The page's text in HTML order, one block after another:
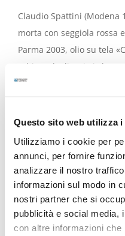
Questo sito web utilizza i
Utilizziamo i cookie per
annunci, per fornire
analizzare il nostro
informazioni sul modo in
nostri partner che si
pubblicità e social media,
con altre informazioni che
Claudio Spattini (Modena
morta con seggiola rossa
Parma 2003, olio su tela
schiera degli artisti che,
Roberto Tassi, hanno